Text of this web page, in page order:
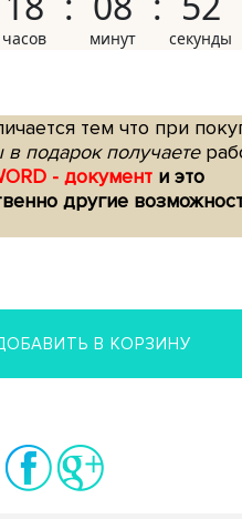
тем что при
подарок получаете
- документ и это
другие
В КОРЗИНУ